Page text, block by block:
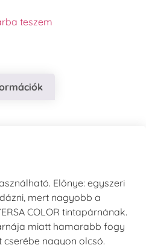
teszem
Előnye: egyszeri
mert nagyobb a
COLOR tintapárnának.
miatt hamarabb fogy
cserébe nagyon olcsó.